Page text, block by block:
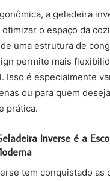
a geladeira
o espaço da
uma estrutura de
permite mais
Isso é especialmente
ou para quem
prática.
Inverse é a
tem conquistado as